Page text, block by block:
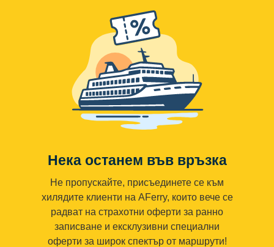
Нека останем във връзка
Не пропускайте, присъединете се към
хилядите клиенти на AFerry, които вече се
радват на страхотни оферти за ранно
записване и ексклузивни специални
оферти за широк спектър от маршрути!